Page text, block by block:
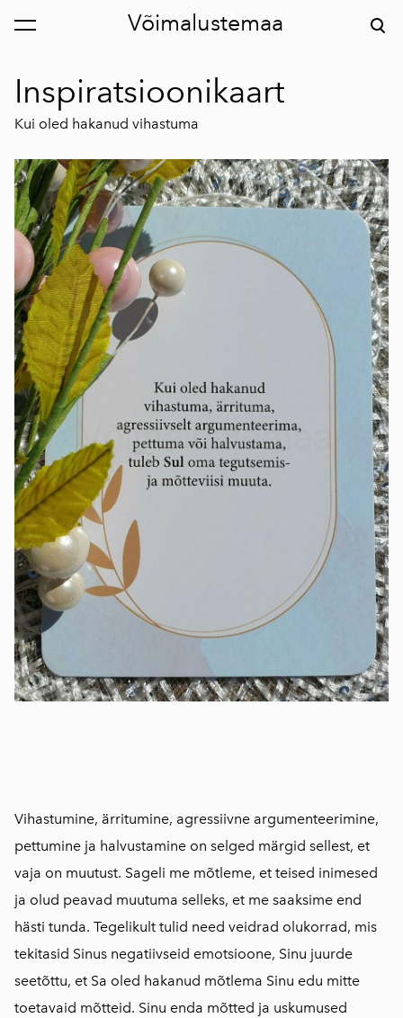
Võimalustemaa
lisati ostukorvi. Vaata ostukorvi
Inspiratsioonikaart
Kui oled hakanud vihastuma
Vihastumine, ärritumine, agressiivne argumenteerimine,
pettumine ja halvustamine on selged märgid sellest, et
vaja on muutust. Sageli me mõtleme, et teised inimesed
ja olud peavad muutuma selleks, et me saaksime end
hästi tunda. Tegelikult tulid need veidrad olukorrad, mis
tekitasid Sinus negatiivseid emotsioone, Sinu juurde
seetõttu, et Sa oled hakanud mõtlema Sinu edu mitte
toetavaid mõtteid. Sinu enda mõtted ja uskumused